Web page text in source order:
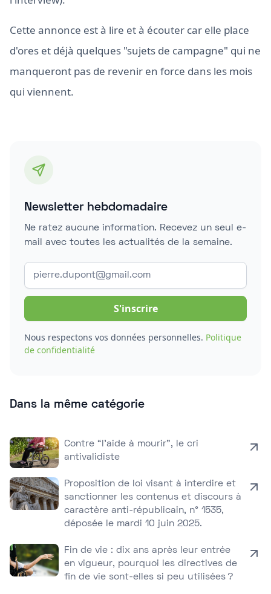
Cette annonce est à lire et à écouter car elle place
d'ores et déjà quelques "sujets de campagne" qui ne
manqueront pas de revenir en force dans les mois
qui viennent.
Newsletter hebdomadaire
Ne ratez aucune information. Recevez un seul e-
mail avec toutes les actualités de la semaine.
Nous respectons vos données personnelles. Politique
de confidentialité
Dans la même catégorie
Contre “l’aide à mourir”, le cri
antivalidiste
Proposition de loi visant à interdire et
sanctionner les contenus et discours à
caractère anti-républicain, n° 1535,
déposée le mardi 10 juin 2025.
Fin de vie : dix ans après leur entrée
en vigueur, pourquoi les directives de
fin de vie sont-elles si peu utilisées ?